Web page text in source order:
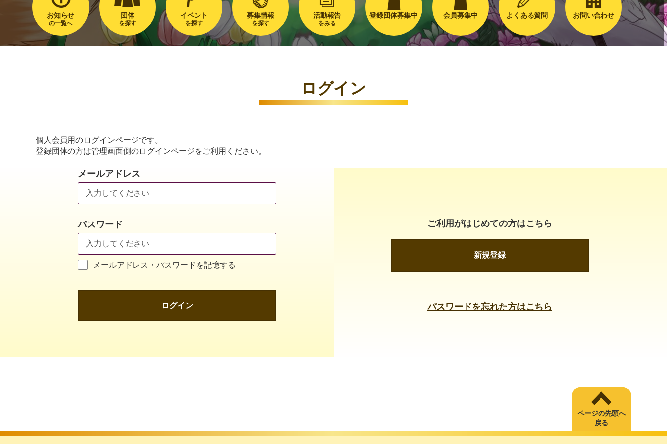
お知らせ
の一覧へ
団体
を探す
イベント
を探す
募集情報
を探す
活動報告
をみる
登録団体募集中 会員募集中 よくある質問 お問い合わせ
ログイン
個人会員用のログインページです。
登録団体の方は管理画面側のログインページをご利用ください。
メールアドレス
パスワード
メールアドレス・パスワードを記憶する
ログイン
ご利用がはじめての方はこちら
新規登録
パスワードを忘れた方はこちら
ページの先頭へ
戻る